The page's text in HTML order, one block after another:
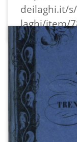
deilaghi.it/
laghi/item/